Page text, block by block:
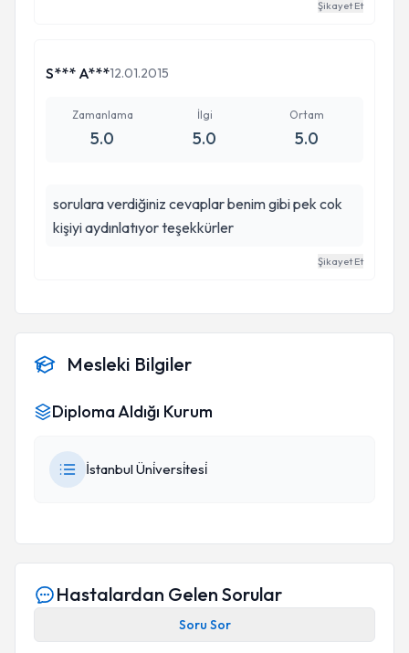
Şikayet Et
S*** A***12.01.2015
Zamanlama
5.0
İlgi
5.0
Ortam
5.0
sorulara verdiğiniz cevaplar benim gibi pek cok
kişiyi aydınlatıyor teşekkürler
Şikayet Et
Mesleki Bilgiler
Diploma Aldığı Kurum
İstanbul Üni̇versi̇tesi̇
Hastalardan Gelen Sorular
Soru Sor